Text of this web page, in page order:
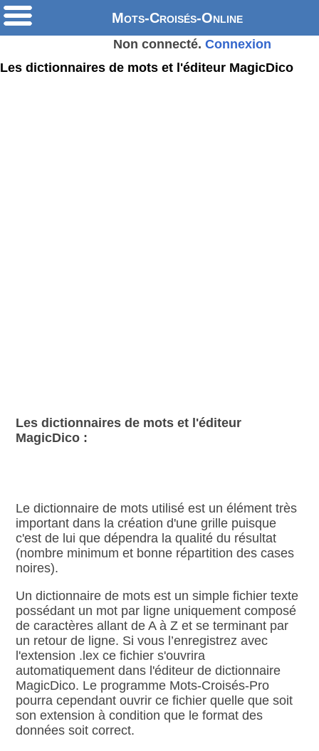
Mots-Croisés-Online
Non connecté. Connexion
Les dictionnaires de mots et l'éditeur MagicDico
Les dictionnaires de mots et l'éditeur
MagicDico :
Le dictionnaire de mots utilisé est un élément très
important dans la création d'une grille puisque
c'est de lui que dépendra la qualité du résultat
(nombre minimum et bonne répartition des cases
noires).
Un dictionnaire de mots est un simple fichier texte
possédant un mot par ligne uniquement composé
de caractères allant de A à Z et se terminant par
un retour de ligne. Si vous l’enregistrez avec
l'extension .lex ce fichier s'ouvrira
automatiquement dans l'éditeur de dictionnaire
MagicDico. Le programme Mots‑Croisés‑Pro
pourra cependant ouvrir ce fichier quelle que soit
son extension à condition que le format des
données soit correct.